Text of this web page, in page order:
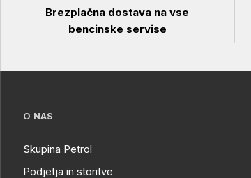
Brezplačna dostava na vse
bencinske servise
O NAS
Skupina Petrol
Podjetja in storitve